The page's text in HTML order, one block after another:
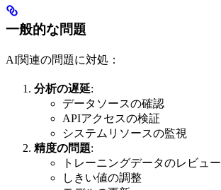
一般的な問題
AI関連の問題に対処：
分析の遅延:
データソースの確認
APIアクセスの検証
システムリソースの監視
精度の問題:
トレーニングデータのレビュー
しきい値の調整